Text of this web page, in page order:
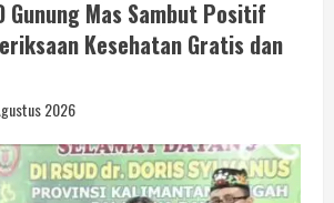
Gunung Mas Sambut Positif
Kesehatan Gratis dan
2026